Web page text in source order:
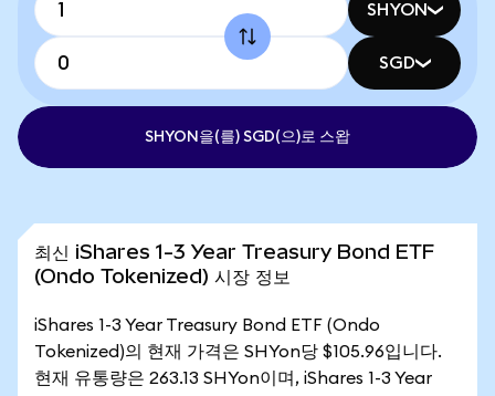
SHYON
SGD
SHYON을(를) SGD(으)로 스왑
최신 iShares 1-3 Year Treasury Bond ETF
(Ondo Tokenized) 시장 정보
iShares 1-3 Year Treasury Bond ETF (Ondo
Tokenized)의 현재 가격은 SHYon당 $105.96입니다.
현재 유통량은 263.13 SHYon이며, iShares 1-3 Year